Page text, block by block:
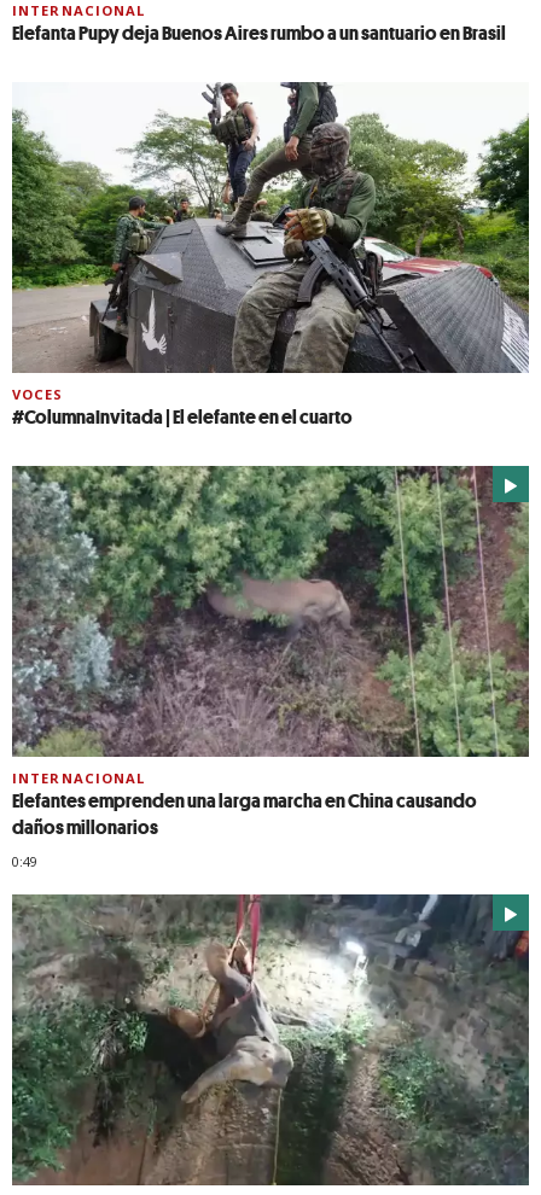
INTERNACIONAL
Elefanta Pupy deja Buenos Aires rumbo a un santuario en Brasil
VOCES
#ColumnaInvitada | El elefante en el cuarto
INTERNACIONAL
Elefantes emprenden una larga marcha en China causando
daños millonarios
0:49